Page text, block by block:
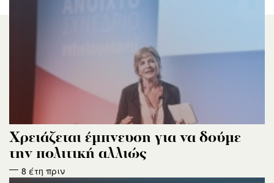
Xρειάζεται έμπνευση για να δούμε
την πολιτική αλλιώς
8 έτη πριν